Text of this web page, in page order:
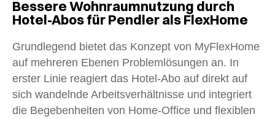
Bessere Wohnraumnutzung durch
Hotel-Abos für Pendler als FlexHome
Grundlegend bietet das Konzept von MyFlexHome
auf mehreren Ebenen Problemlösungen an. In
erster Linie reagiert das Hotel-Abo auf direkt auf
sich wandelnde Arbeitsverhältnisse und integriert
die Begebenheiten von Home-Office und flexiblen